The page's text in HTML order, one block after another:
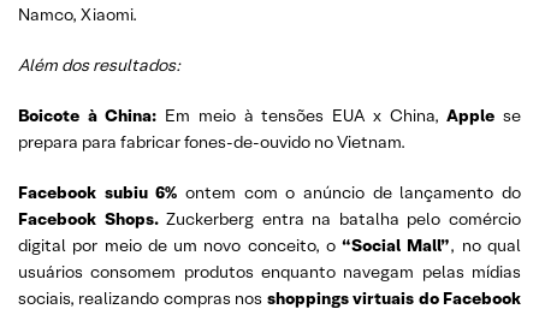
Namco, Xiaomi.
Além dos resultados:
Boicote à China: Em meio à tensões EUA x China,Apple se
prepara para fabricar fones-de-ouvido no Vietnam.
Facebook subiu 6% ontem com o anúncio de lançamento do
Facebook Shops.Zuckerberg entra na batalha pelo comércio
digital por meio de um novo conceito, o“Social Mall”, no qual
usuários consomem produtos enquanto navegam pelas mídias
sociais, realizando compras nos shoppings virtuais do Facebook